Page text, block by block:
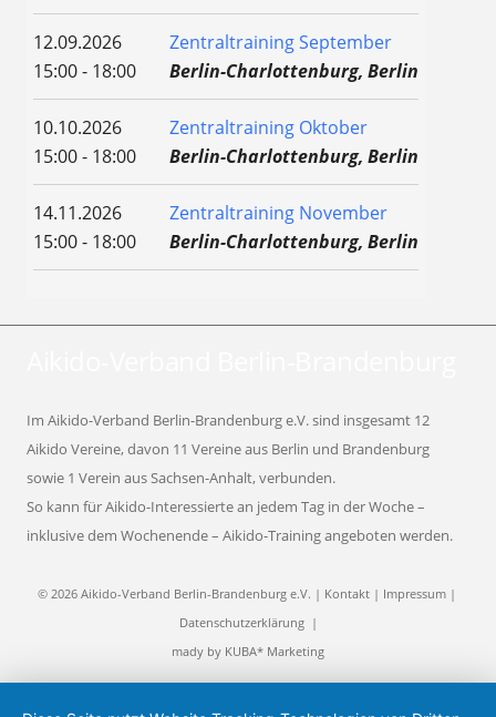
12.09.2026
15:00 - 18:00
Zentraltraining September
Berlin-Charlottenburg, Berlin
10.10.2026
15:00 - 18:00
Zentraltraining Oktober
Berlin-Charlottenburg, Berlin
14.11.2026
15:00 - 18:00
Zentraltraining November
Berlin-Charlottenburg, Berlin
Im Aikido-Verband Berlin-Brandenburg e.V. sind insgesamt 12
Aikido Vereine, davon 11 Vereine aus Berlin und Brandenburg
sowie 1 Verein aus Sachsen-Anhalt, verbunden.
So kann für Aikido-Interessierte an jedem Tag in der Woche –
inklusive dem Wochenende – Aikido-Training angeboten werden.
© 2026 Aikido-Verband Berlin-Brandenburg e.V. | Kontakt| Impressum|
Datenschutzerklärung |
mady by KUBA* Marketing